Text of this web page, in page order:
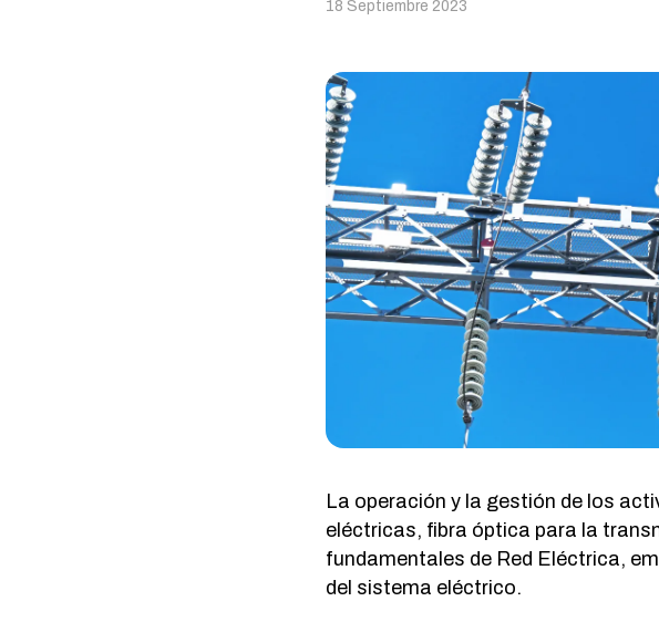
18 Septiembre 2023
La operación y la gestión de los
eléctricas, fibra óptica para la
fundamentales de Red Eléctrica,
del sistema eléctrico.